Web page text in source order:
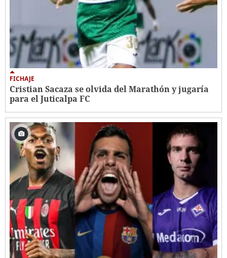
FICHAJE
Cristian Sacaza se olvida del Marathón y jugaría
para el Juticalpa FC